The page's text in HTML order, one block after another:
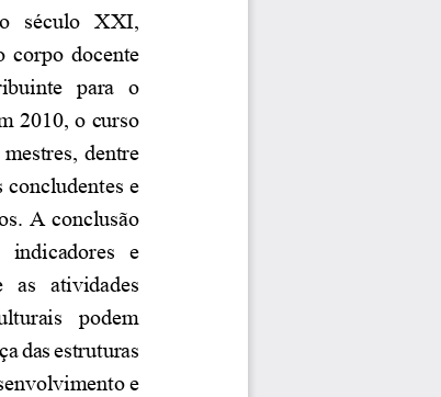
século   XXI,
corpo  docente
para   o
2010, o curso
dentre
concludentes e
A conclusão
indicadores   e
as   atividades
podem
das estruturas
e